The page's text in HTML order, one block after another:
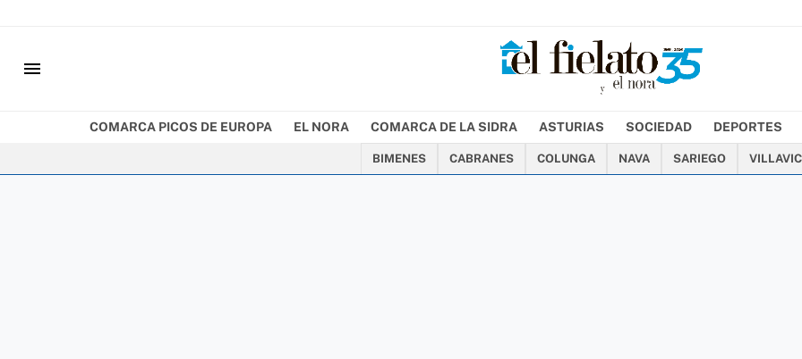
menu
COMARCA PICOS DE EUROPA EL NORA COMARCA DE LA SIDRA ASTURIAS SOCIEDAD DEPORTES
BIMENES CABRANES COLUNGA NAVA SARIEGO